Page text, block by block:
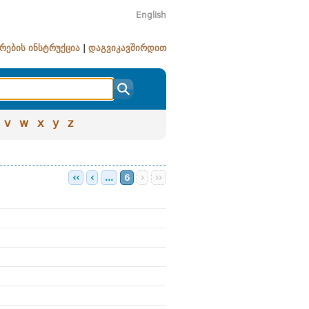
English
ინსტრუქცია დაგვიკავშირდით
v w x y z
‹‹ ‹ ... 6 › ››